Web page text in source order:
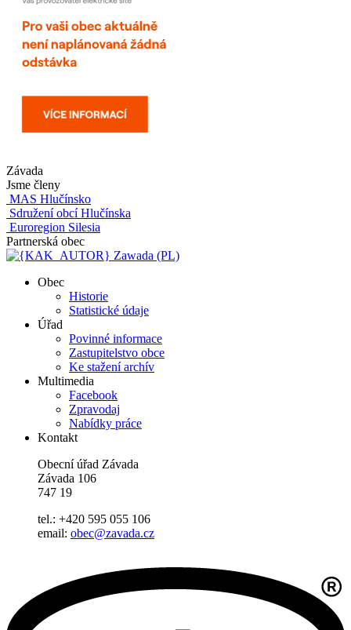
Závada
Jsme členy
MAS Hlučínsko
Sdružení obcí Hlučínska
Euroregion Silesia
Partnerská obec
Zawada (PL)
Obec
Historie
Statistické údaje
Úřad
Povinné informace
Zastupitelstvo obce
Ke stažení archív
Multimedia
Facebook
Zpravodaj
Nabídky práce
Kontakt
Obecní úřad Závada
Závada 106
747 19
tel.: +420 595 055 106
email: obec@zavada.cz